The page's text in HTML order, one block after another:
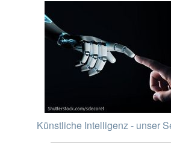
Künstliche Intelligenz - unser